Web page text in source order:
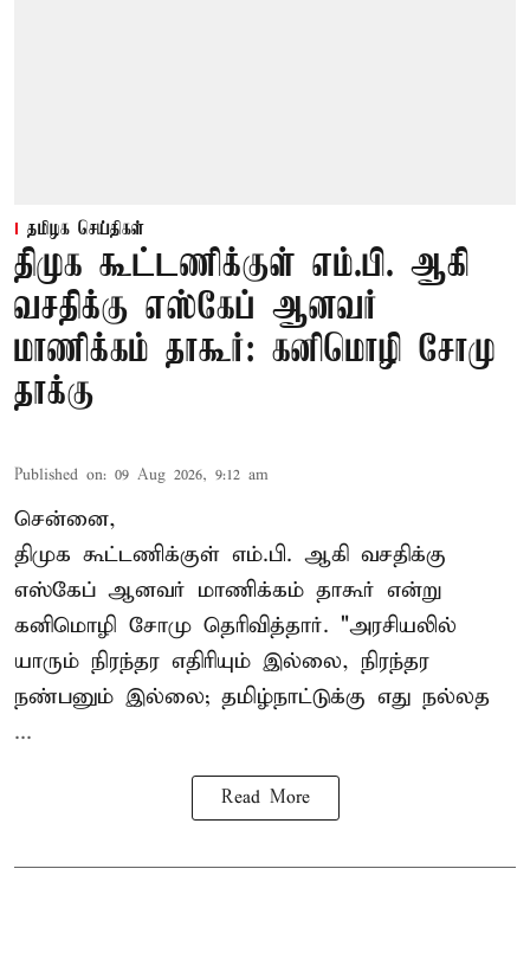
தமிழக செய்திகள்
திமுக கூட்டணிக்குள் எம்.பி. ஆகி
வசதிக்கு எஸ்கேப் ஆனவர்
மாணிக்கம் தாகூர்: கனிமொழி சோமு
தாக்கு
Published on: 09 Aug 2026, 9:12 am
சென்னை,
திமுக கூட்டணிக்குள் எம்.பி. ஆகி வசதிக்கு
எஸ்கேப் ஆனவர் மாணிக்கம் தாகூர் என்று
கனிமொழி சோமு தெரிவித்தார். "அரசியலில்
யாரும் நிரந்தர எதிரியும் இல்லை, நிரந்தர
நண்பனும் இல்லை; தமிழ்நாட்டுக்கு எது நல்லத
...
Read More